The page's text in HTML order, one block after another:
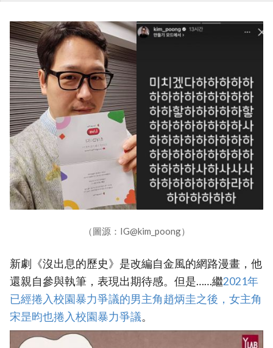
（圖源：IG@kim_poong）
新劇《沒出息的歷史》是改編自金風的網路漫畫，他
還親自參與執筆，表現出期待感。但是……繼‎2021年
已經捲入校園暴力爭議的男主角趙炳圭之後，女主角
宋昰昀也捲入校園暴力爭議。